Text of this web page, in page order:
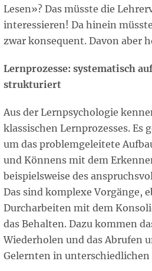
Lesen»? Das müsste die
interessieren! Da hinein
zwar konsequent. Davon aber
Lernprozesse: systematisch
strukturiert
Aus der Lernpsychologie
klassischen Lernprozesses. Es
um das problemgeleitete
und Könnens mit dem
beispielsweise des
Das sind komplexe Vorgänge,
Durcharbeiten mit dem
das Behalten. Dazu kommen
Wiederholen und das Abrufen
Gelernten in